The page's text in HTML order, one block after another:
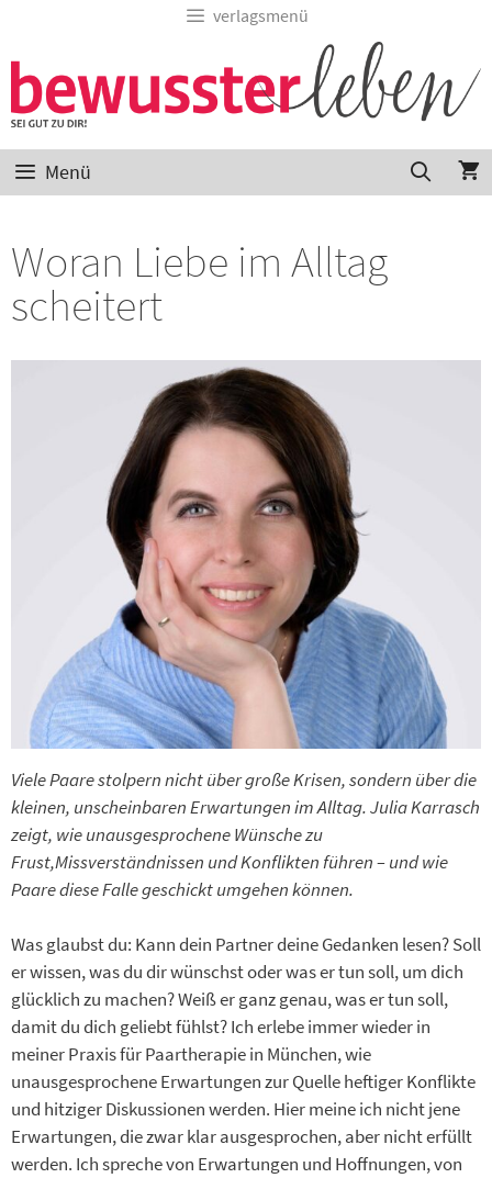
verlagsmenü
Menü
Woran Liebe im Alltag
scheitert
Viele Paare stolpern nicht über große Krisen, sondern über die
kleinen, unscheinbaren Erwartungen im Alltag. Julia Karrasch
zeigt, wie unausgesprochene Wünsche zu
Frust,Missverständnissen und Konflikten führen – und wie
Paare diese Falle geschickt umgehen können.
Was glaubst du: Kann dein Partner deine Gedanken lesen? Soll
er wissen, was du dir wünschst oder was er tun soll, um dich
glücklich zu machen? Weiß er ganz genau, was er tun soll,
damit du dich geliebt fühlst? Ich erlebe immer wieder in
meiner Praxis für Paartherapie in München, wie
unausgesprochene Erwartungen zur Quelle heftiger Konflikte
und hitziger Diskussionen werden. Hier meine ich nicht jene
Erwartungen, die zwar klar ausgesprochen, aber nicht erfüllt
werden. Ich spreche von Erwartungen und Hoffnungen, von